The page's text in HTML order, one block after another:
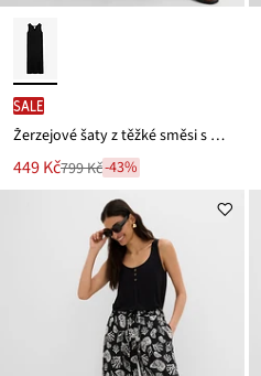
SALE
Žerzejové šaty z těžké směsi s viskózou, se žebrovaným vzhledem
Nová
cena
449 Kč
Zlevněno799 Kč-43%